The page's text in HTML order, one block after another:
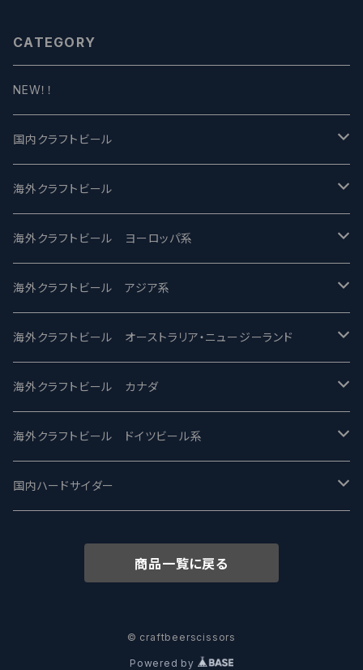
CATEGORY
NEW！！
国内クラフトビール
UCHU BREWING -うちゅうブルーイング
バテレ -VERTERE
2nd Story Ale Works -セカンドストーリー
ビアへるん - Beer Hearn
忽布古丹醸造 - HOP KOTAN
ワイマーケットブルーイング Y.Market Brewing
志賀高原ビール - SIGAKOGEN
箕面ビール - MINOH BEER
サンクトガーレン - Sankt Gallen
海外クラフトビール
Modern Times モダンタイムズ
Maui マウイ
Toppling Goliath トップリンゴライアス
Fair State フェアステイト
Lagunitas ラグニタス
FirestoneWalker ファイアストーン
Mikkeller ミッケラー
Hop Nation ホップネーション
海外クラフトビール ヨーロッパ系
UnBarred -アンバード
SAIREN /サイレン
ワイルドチャイルド - Wilde Child
BrewDog Brewery - ブリュードッグ
The Flying Inn / ザ フライイング イン
Lambiek Fabriek - ファブリーク
海外クラフトビール アジア系
gweilo-鬼佬 グウァイロ
Heart Of Darkness - ハートオブダークネス
Carbon brews -カーボン
TAIHU - タイフー
Behemoth - ベヒーモス
海外クラフトビール オーストラリア・ニュージーランド
ROCKY RIDGE - ロッキーリッジ
BODRIGGY BREWING ボッドリッジー
CO-CONSPIRATORS コ・コンスピレーターズ
Deep Creek Brewing Co.
8 Wired エイトワイアード
海外クラフトビール カナダ
Jackie O's ジャッキーオーズ
Westbrook ウェストブルック
Strathcona ストラスコナ
ODIN BREWING オディン
海外クラフトビール ドイツビール系
Karmeliten カーメリテン
Früh フリュー
国内ハードサイダー
商品一覧に戻る
© craftbeerscissors
Powered by